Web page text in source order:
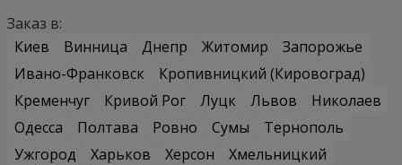
Заказ в:
Киев
Винница Днепр Житомир
Запорожье
Ивано-Франковск
Кропивницкий (Кировоград)
Кременчуг
Кривой Рог Луцк Львов
Николаев
Одесса
Полтава Ровно Сумы
Тернополь
Ужгород
Харьков Херсон
Хмельницкий